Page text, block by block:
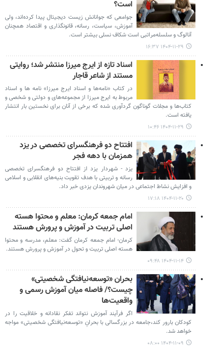
است؟
جوامعی که جوانانش زیست دیجیتال پیدا کرده‌اند، ولی
آموزش، سیاست، رسانه، قانونگذاری و اقتصاد همچنان
آنالوگ و سلسله‌مراتبی است شکاف نسلی بیشتر است.
۱۴۰۴-۱۱-۲۹ ۱۶:۳۷
اسناد تازه از ایرج میرزا منتشر شد؛ روایتی
مستند از شاعر قاجار
در کتاب «نامه‌ها و اسناد ایرج میرزا» نامه ها و اسناد
مربوط به ایرج میرزا از مجموعه‌های و دولتی و شخصی و
کتاب‌ها و مجلات گوناگون گردآوری شده که برخی از آنان برای نخستین بار انتشار
یافته است.
۱۴۰۴-۱۱-۲۹ ۱۰:۴۶
افتتاح دو فرهنگسرای تخصصی در یزد
همزمان با دهه فجر
یزد - شهردار یزد از افتتاح دو فرهنگسرای تخصصی
رسانه و تربیتی با هدف تقویت بنیه‌های انقلابی و اسلامی
و افزایش نشاط اجتماعی در میان شهروندان یزدی خبر داد.
۱۴۰۴-۱۱-۲۰ ۱۷:۱۸
امام جمعه کرمان: معلم و محتوا هسته
اصلی تربیت در آموزش و پرورش هستند
کرمان- امام جمعه کرمان گفت: معلم، مدرسه و محتوا
هسته اصلی تربیت و تحول در آموزش و پرورش هستند.
۱۴۰۴-۱۱-۱۴ ۰۹:۴۸
بحران «توسعه‌نیافتگی شخصیتی»
چیست؟/ فاصله میان آموزش‌ رسمی و
واقعیت‌ها
اگر فرآیند آموزش نتواند تفکر نقادانه و خلاقیت را در
کودکان بارور کند،جامعه در بزرگسالی با بحرانِ «توسعه‌نیافتگی شخصیتی» مواجه
خواهد شد.
۱۴۰۴-۱۱-۰۹ ۰۸:۰۰